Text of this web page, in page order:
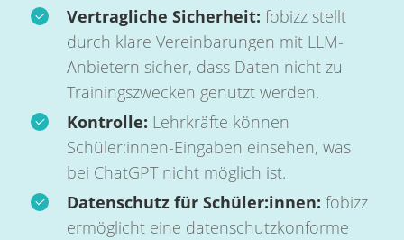
Vertragliche Sicherheit: fobizz stellt
durch klare Vereinbarungen mit LLM-
Anbietern sicher, dass Daten nicht zu
Trainingszwecken genutzt werden.
Kontrolle: Lehrkräfte können
Schüler:innen-Eingaben einsehen, was
bei ChatGPT nicht möglich ist.
Datenschutz für Schüler:innen: fobizz
ermöglicht eine datenschutzkonforme